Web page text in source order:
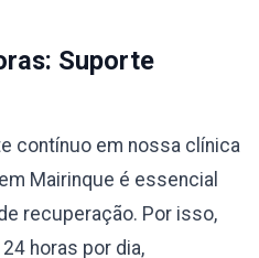
Suporte
contínuo em nossa clínica
Mairinque é essencial
recuperação. Por isso,
horas por dia,